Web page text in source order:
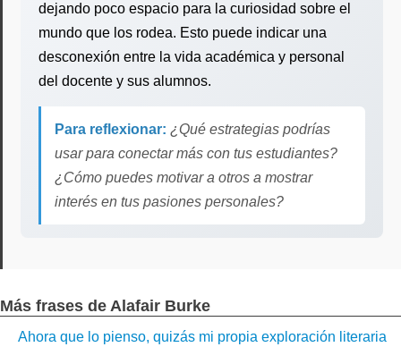
dejando poco espacio para la curiosidad sobre el
mundo que los rodea. Esto puede indicar una
desconexión entre la vida académica y personal
del docente y sus alumnos.
Para reflexionar: ¿Qué estrategias podrías
usar para conectar más con tus estudiantes?
¿Cómo puedes motivar a otros a mostrar
interés en tus pasiones personales?
Más frases de Alafair Burke
Ahora que lo pienso, quizás mi propia exploración literaria